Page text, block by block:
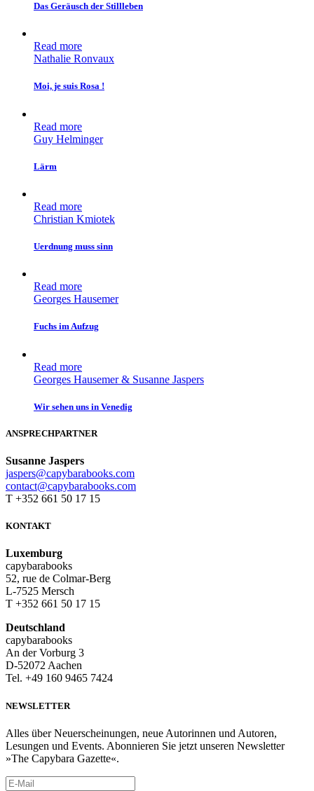
Das Geräusch der Stillleben
Read more
Nathalie Ronvaux
Moi, je suis Rosa !
Read more
Guy Helminger
Lärm
Read more
Christian Kmiotek
Uerdnung muss sinn
Read more
Georges Hausemer
Fuchs im Aufzug
Read more
Georges Hausemer & Susanne Jaspers
Wir sehen uns in Venedig
ANSPRECHPARTNER
Susanne Jaspers
jaspers@capybarabooks.com
contact@capybarabooks.com
T +352 661 50 17 15
KONTAKT
Luxemburg
capybarabooks
52, rue de Colmar-Berg
L-7525 Mersch
T +352 661 50 17 15
Deutschland
capybarabooks
An der Vorburg 3
D-52072 Aachen
Tel. +49 160 9465 7424
NEWSLETTER
Alles über Neuerscheinungen, neue Autorinnen und Autoren,
Lesungen und Events. Abonnieren Sie jetzt unseren Newsletter
»The Capybara Gazette«.